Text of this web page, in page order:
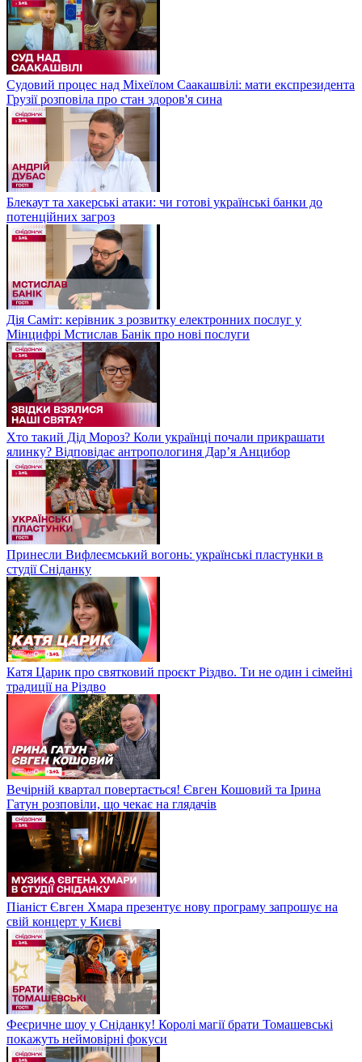
Судовий процес над Міхеїлом Саакашвілі: мати експрезидента
Грузії розповіла про стан здоров'я сина
Блекаут та хакерські атаки: чи готові українські банки до
потенційних загроз
Дія Саміт: керівник з розвитку електронних послуг у
Мінцифрі Мстислав Банік про нові послуги
Хто такий Дід Мороз? Коли українці почали прикрашати
ялинку? Відповідає антропологиня Дарʼя Анцибор
Принесли Вифлеємський вогонь: українські пластунки в
студії Сніданку
Катя Царик про святковий проєкт Різдво. Ти не один і сімейні
традиції на Різдво
Вечірній квартал повертається! Євген Кошовий та Ірина
Гатун розповіли, що чекає на глядачів
Піаніст Євген Хмара презентує нову програму запрошує на
свій концерт у Києві
Феєричне шоу у Сніданку! Королі магії брати Томашевські
покажуть неймовірні фокуси